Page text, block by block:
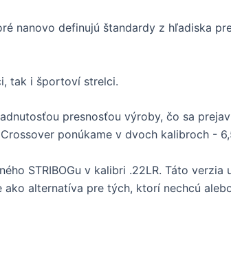
nanovo definujú štandardy z hľadiska
tak i športoví strelci.
presnosťou výroby, čo sa
ponúkame v dvoch kalibroch -
STRIBOGu v kalibri .22LR. Táto verzia
alternatíva pre tých, ktorí nechcú